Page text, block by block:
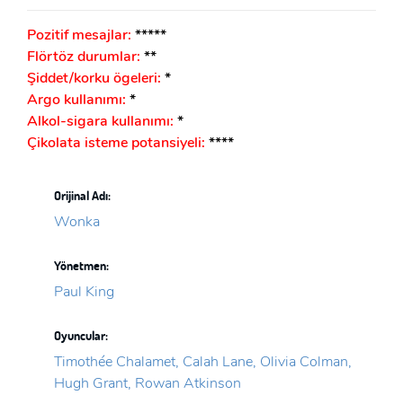
Pozitif mesajlar: *****
Flörtöz durumlar: **
Şiddet/korku ögeleri: *
Argo kullanımı: *
Alkol-sigara kullanımı: *
Çikolata isteme potansiyeli: ****
Orijinal Adı:
Wonka
Yönetmen:
Paul King
Oyuncular:
Timothée Chalamet, Calah Lane, Olivia Colman,
Hugh Grant, Rowan Atkinson